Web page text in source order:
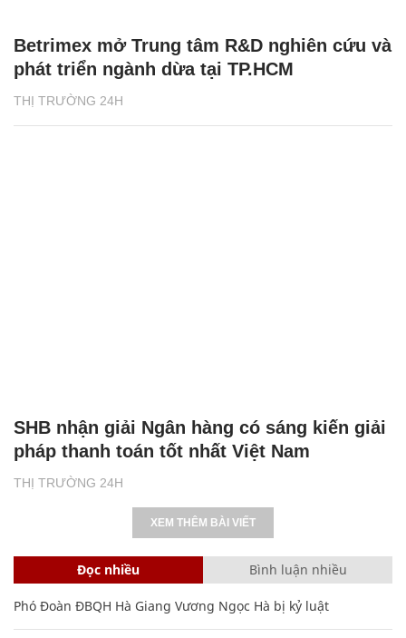
THỊ TRƯỜNG 24H
Betrimex mở Trung tâm R&D nghiên cứu và
phát triển ngành dừa tại TP.HCM
THỊ TRƯỜNG 24H
SHB nhận giải Ngân hàng có sáng kiến giải
pháp thanh toán tốt nhất Việt Nam
XEM THÊM BÀI VIẾT
Đọc nhiều Bình luận nhiều
Phó Đoàn ĐBQH Hà Giang Vương Ngọc Hà bị kỷ luật